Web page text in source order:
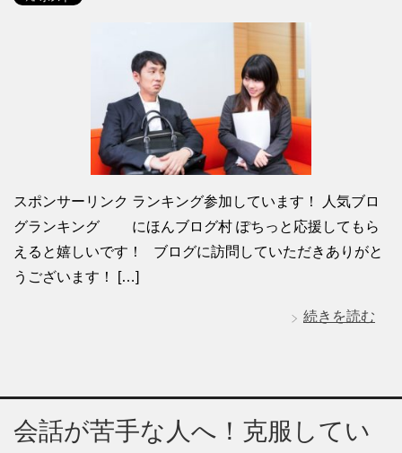
スポンサーリンク ランキング参加しています！ 人気ブロ
グランキング にほんブログ村 ぽちっと応援してもら
えると嬉しいです！ ブログに訪問していただきありがと
うございます！ […]
続きを読む
会話が苦手な人へ！克服してい